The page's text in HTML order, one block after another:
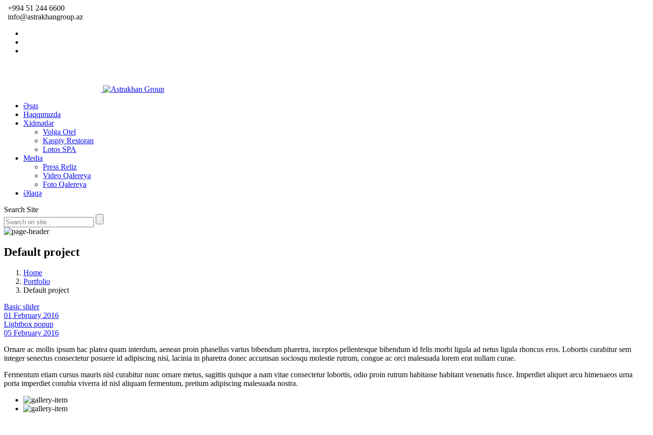
+994 51 244 6600
info@astrakhangroup.az
Əsas
Haqqımızda
Xidmətlər
Volga Otel
Kaspiy Restoran
Lotos SPA
Media
Press Reliz
Video Qalereya
Foto Qalereya
Əlaqə
Search Site
Default project
Home
Portfolio
Default project
Basic slider
01 February 2016
Lightbox popup
05 February 2016
Ornare ac mollis ipsum hac platea quam interdum, aenean proin phasellus varius bibendum pharetra, inceptos pellentesque bibendum id felis morbi ligula ad netus ligula rhoncus eros. Lobortis curabitur sem
integer senectus consectetur posuere id adipiscing nisi, lacinia in pharetra donec accumsan sociosqu molestie rutrum, congue ac orci malesuada lorem erat nullam curae.
Fermentum etiam cursus mauris nisl curabitur nunc ornare metus, sagittis quisque a nam vitae consectetur lobortis, odio proin rutrum habitasse habitant venenatis fusce. Imperdiet aliquet arcu himenaeos urna
porta imperdiet conubia viverra id nisl aliquam fermentum, pretium adipiscing malesuada nostra.